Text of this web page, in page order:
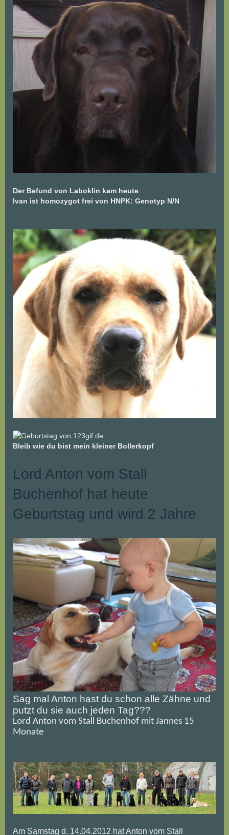
Der Befund von Laboklin kam heute:
Ivan ist homozygot frei von HNPK: Genotyp N/N
Bleib wie du bist mein kleiner Bollerkopf
Lord Anton vom Stall
Buchenhof hat heute
Geburtstag und wird 2 Jahre
Sag mal Anton hast du schon alle Zähne und
putzt du sie auch jeden Tag???
Lord Anton vom Stall Buchenhof mit Jannes 15
Monate
Am Samstag d. 14.04.2012 hat Anton vom Stall